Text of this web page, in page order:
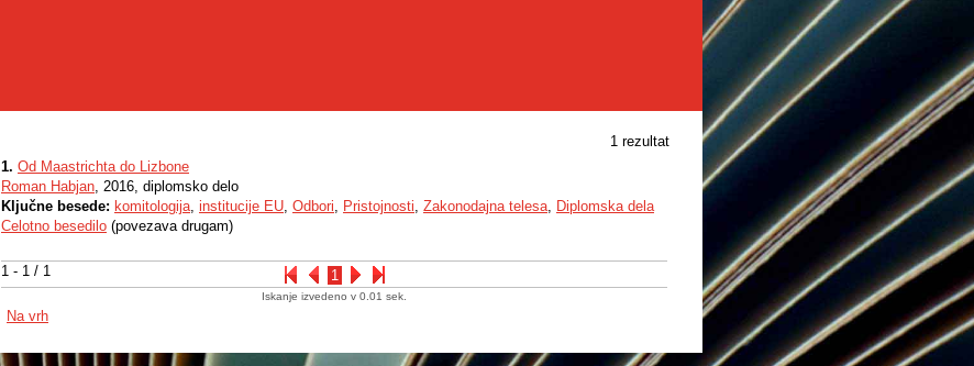
1 rezultat
1 - 1 / 1 1
1. Od Maastrichta do Lizbone
Roman Habjan, 2016, diplomsko delo
Ključne besede: komitologija, institucije EU, Odbori, Pristojnosti, Zakonodajna telesa, Diplomska dela
Celotno besedilo (povezava drugam)
Iskanje izvedeno v 0.01 sek.
Na vrh